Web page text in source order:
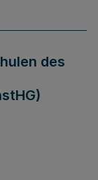
des